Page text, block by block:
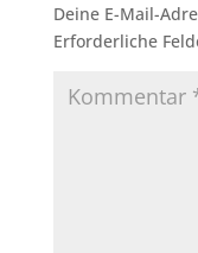
Deine E-Mail-
Erforderliche